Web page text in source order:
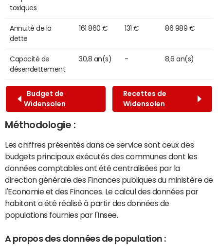
toxiques
Annuité de la
dette
161 860 € 131 € 86 989 €
Capacité de
désendettement
30,8 an(s) - 8,6 an(s)
Budget de
Widensolen
Recettes de
Widensolen
Méthodologie :
Les chiffres présentés dans ce service sont ceux des
budgets principaux exécutés des communes dont les
données comptables ont été centralisées par la
direction générale des Finances publiques du ministère de
l'Economie et des Finances. Le calcul des données par
habitant a été réalisé à partir des données de
populations fournies par l'Insee.
A propos des données de population :